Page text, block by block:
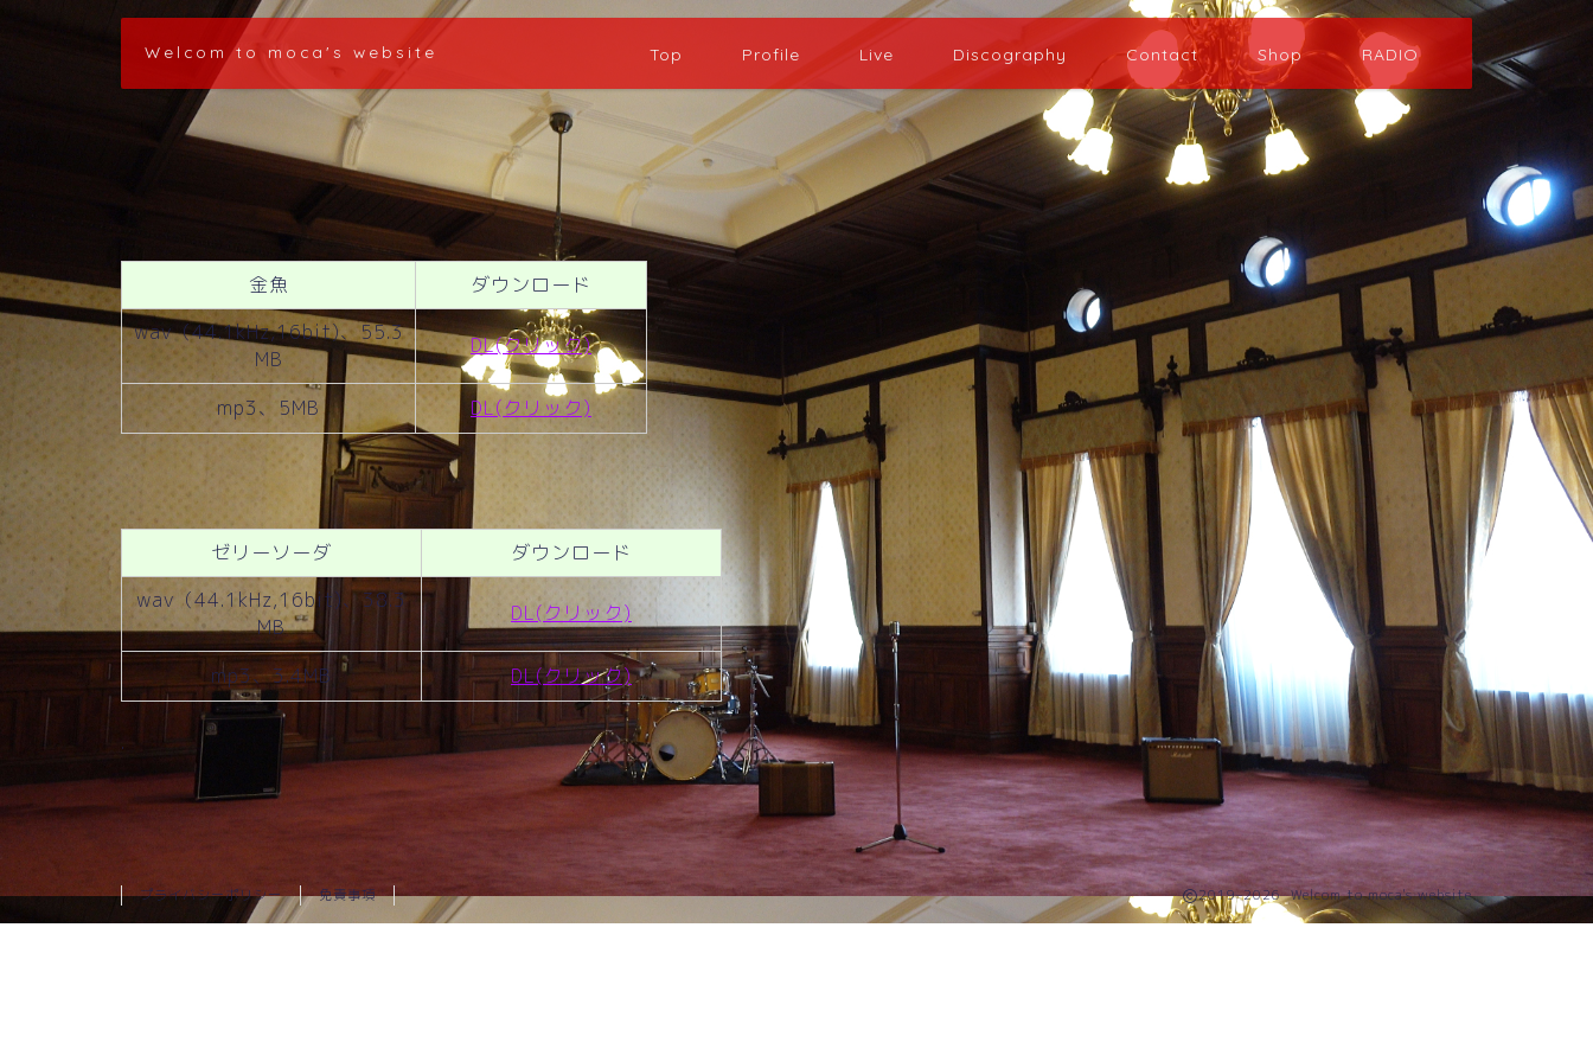
Welcom to moca's website Top Profile Live Discography Contact Shop RADIO
金魚
ダウンロード
wav（44.1kHz,16bit)、55.3
MB
DL(クリック)
mp3、5MB DL(クリック)
ゼリーソーダ
ダウンロード
wav（44.1kHz,16bit)、38.3
MB
DL(クリック)
mp3、3.4MB DL(クリック)
.
プライバシーポリシー 免責事項 2019–2026 Welcom to moca's website